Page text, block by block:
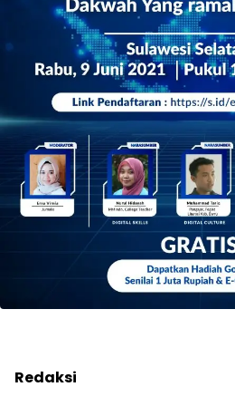
Redaksi